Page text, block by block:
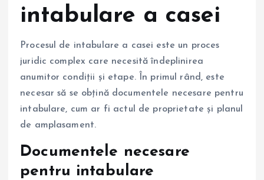
intabulare a casei
Procesul de intabulare a casei este un proces
juridic complex care necesită îndeplinirea
anumitor condiții și etape. În primul rând, este
necesar să se obțină documentele necesare pentru
intabulare, cum ar fi actul de proprietate și planul
de amplasament.
Documentele necesare
pentru intabulare